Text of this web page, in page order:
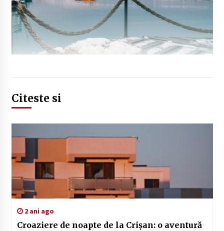
Citeste si
2 ani ago
Croaziere de noapte de la Crișan: o aventură